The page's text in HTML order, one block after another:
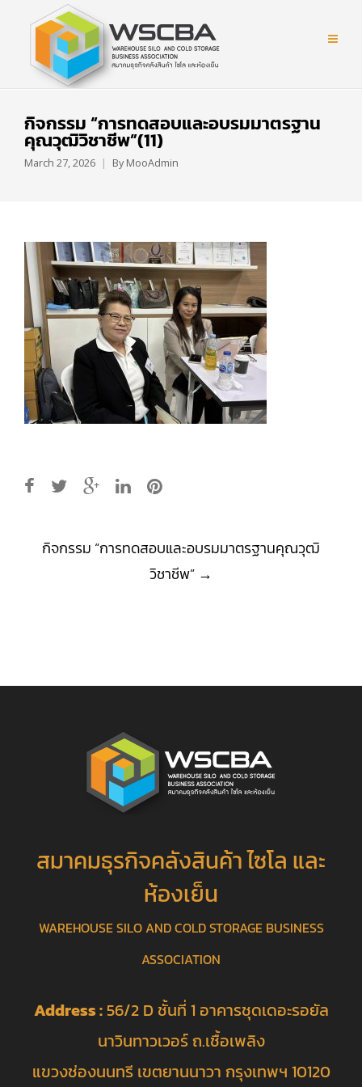
กิจกรรม “การทดสอบและอบรมมาตรฐาน
คุณวุฒิวิชาชีพ”(11)
March 27, 2026 By MooAdmin
Post
กิจกรรม “การทดสอบและอบรมมาตรฐานคุณวุฒิ
วิชาชีพ” →
สมาคมธุรกิจคลังสินค้า ไซโล และ
ห้องเย็น
WAREHOUSE SILO AND COLD STORAGE BUSINESS
ASSOCIATION
Address :56/2 D ชั้นที่ 1 อาคารชุดเดอะรอยัล
นาวินทาวเวอร์ ถ.เชื้อเพลิง
แขวงช่องนนทรี เขตยานนาวา กรุงเทพฯ 10120